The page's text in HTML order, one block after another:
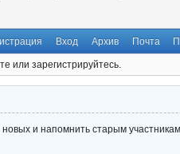
Вход Архив Почта
или зарегистрируйтесь.
и напомнить старым